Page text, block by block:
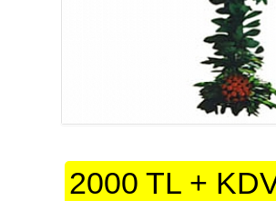
2000 TL +